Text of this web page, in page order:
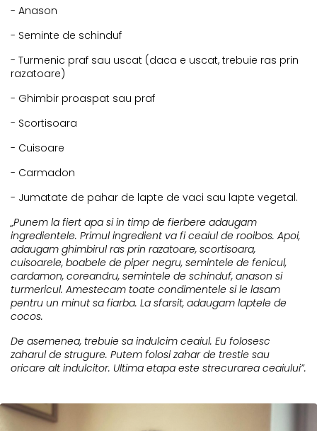
- Anason
- Seminte de schinduf
- Turmenic praf sau uscat (daca e uscat, trebuie ras prin
razatoare)
- Ghimbir proaspat sau praf
- Scortisoara
- Cuisoare
- Carmadon
- Jumatate de pahar de lapte de vaci sau lapte vegetal.
„Punem la fiert apa si in timp de fierbere adaugam
ingredientele. Primul ingredient va fi ceaiul de rooibos. Apoi,
adaugam ghimbirul ras prin razatoare, scortisoara,
cuisoarele, boabele de piper negru, semintele de fenicul,
cardamon, coreandru, semintele de schinduf, anason si
turmericul. Amestecam toate condimentele si le lasam
pentru un minut sa fiarba. La sfarsit, adaugam laptele de
cocos.
De asemenea, trebuie sa indulcim ceaiul. Eu folosesc
zaharul de strugure. Putem folosi zahar de trestie sau
oricare alt indulcitor. Ultima etapa este strecurarea ceaiului”.